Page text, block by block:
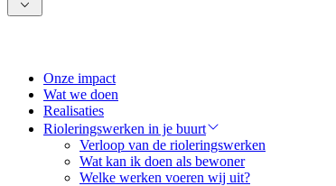
Onze impact
Wat we doen
Realisaties
Rioleringswerken in je buurt
Verloop van de rioleringswerken
Wat kan ik doen als bewoner
Welke werken voeren wij uit?